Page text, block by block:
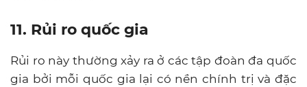
11. Rủi ro quốc gia
Rủi ro này thường xảy ra ở các tập đoàn đa quốc
gia bởi mỗi quốc gia lại có nền chính trị và đặc